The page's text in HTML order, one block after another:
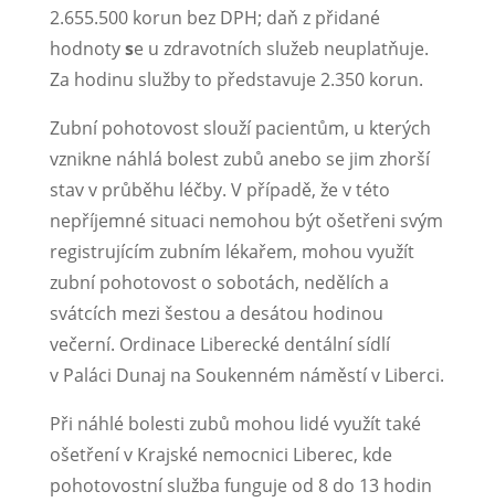
2.655.500 korun bez DPH; daň z přidané
hodnotyse u zdravotních služeb neuplatňuje.
Za hodinu služby to představuje 2.350 korun.
Zubní pohotovost slouží pacientům, u kterých
vznikne náhlá bolest zubů anebo se jim zhorší
stav v průběhu léčby. V případě, že v této
nepříjemné situaci nemohou být ošetřeni svým
registrujícím zubním lékařem, mohou využít
zubní pohotovost o sobotách, nedělích a
svátcích mezi šestou a desátou hodinou
večerní. Ordinace Liberecké dentální sídlí
v Paláci Dunaj na Soukenném náměstí v Liberci.
Při náhlé bolesti zubů mohou lidé využít také
ošetření v Krajské nemocnici Liberec, kde
pohotovostní služba funguje od 8 do 13 hodin